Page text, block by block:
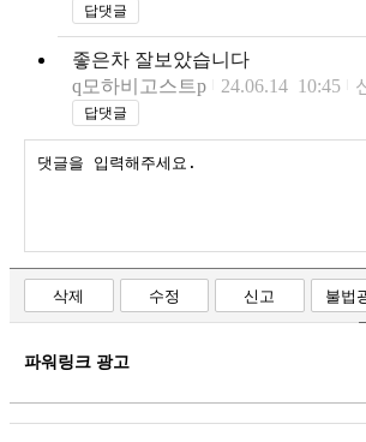
답댓글
좋은차 잘보았습니다
q모하비고스트p
24.06.14 10:45
답댓글
삭제 수정 신고
불법
파워링크 광고